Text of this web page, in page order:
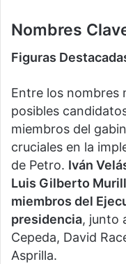
Nombres
Figuras
Entre los nombres
posibles
miembros del
cruciales en la
de Petro. Iván
Luis Gilberto
miembros del
presidencia, junto
Cepeda, David
Asprilla.